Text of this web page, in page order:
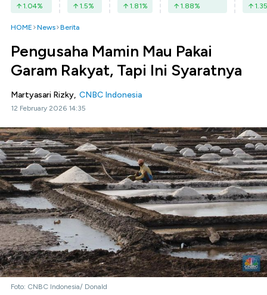
1.04% 1.5% 1.81% 1.88% 1.35
HOME News Berita
Pengusaha Mamin Mau Pakai
Garam Rakyat, Tapi Ini Syaratnya
Martyasari Rizky, CNBC Indonesia
12 February 2026 14:35
Foto: CNBC Indonesia/ Donald